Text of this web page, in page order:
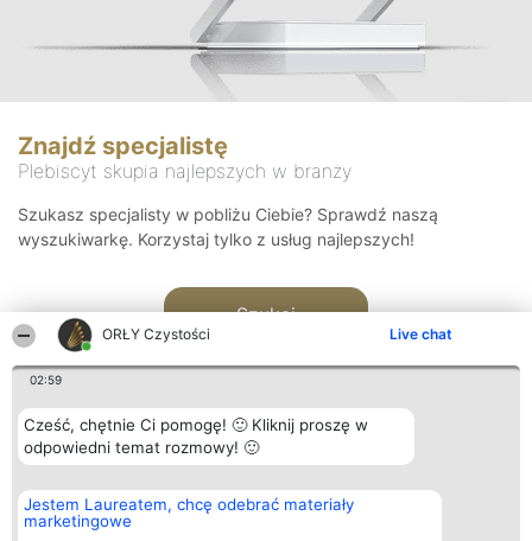
ORŁY Czystości Live chat
02:59
Cześć, chętnie Ci pomogę! 🙂 Kliknij proszę w
odpowiedni temat rozmowy! 🙂
Jestem Laureatem, chcę odebrać materiały
marketingowe
Znajdź specjalistę
Plebiscyt skupia najlepszych w branży
Szukasz specjalisty w pobliżu Ciebie? Sprawdź naszą
wyszukiwarkę. Korzystaj tylko z usług najlepszych!
Szukaj
Organizator plebiscytu
Bright Side Solutions sp. z o.
o. sp. k.
Plebiscyt
Laureaci
Kontakt
Kontakt